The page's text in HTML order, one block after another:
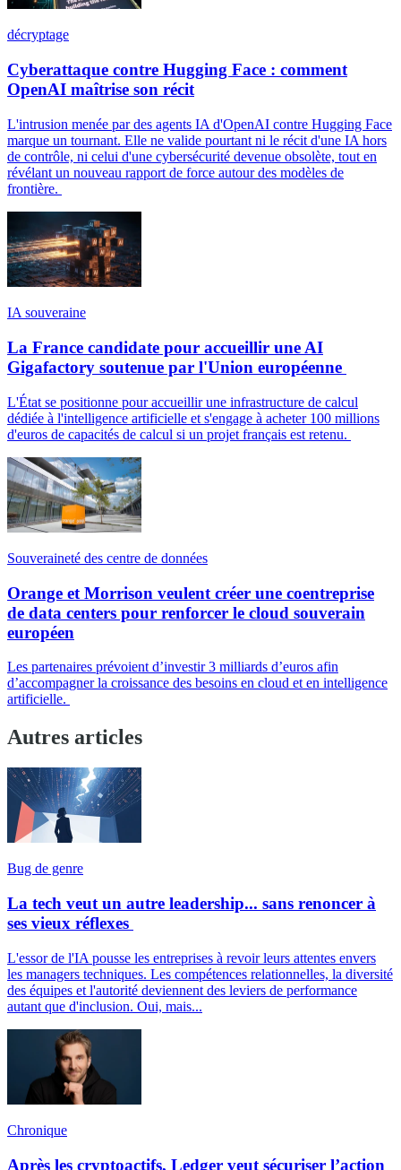
décryptage
Cyberattaque contre Hugging Face : comment
OpenAI maîtrise son récit
L'intrusion menée par des agents IA d'OpenAI contre Hugging Face
marque un tournant. Elle ne valide pourtant ni le récit d'une IA hors
de contrôle, ni celui d'une cybersécurité devenue obsolète, tout en
révélant un nouveau rapport de force autour des modèles de
frontière.
IA souveraine
La France candidate pour accueillir une AI
Gigafactory soutenue par l'Union européenne
L'État se positionne pour accueillir une infrastructure de calcul
dédiée à l'intelligence artificielle et s'engage à acheter 100 millions
d'euros de capacités de calcul si un projet français est retenu.
Souveraineté des centre de données
Orange et Morrison veulent créer une coentreprise
de data centers pour renforcer le cloud souverain
européen
Les partenaires prévoient d’investir 3 milliards d’euros afin
d’accompagner la croissance des besoins en cloud et en intelligence
artificielle.
Autres articles
Bug de genre
La tech veut un autre leadership... sans renoncer à
ses vieux réflexes
L'essor de l'IA pousse les entreprises à revoir leurs attentes envers
les managers techniques. Les compétences relationnelles, la diversité
des équipes et l'autorité deviennent des leviers de performance
autant que d'inclusion. Oui, mais...
Chronique
Après les cryptoactifs, Ledger veut sécuriser l’action